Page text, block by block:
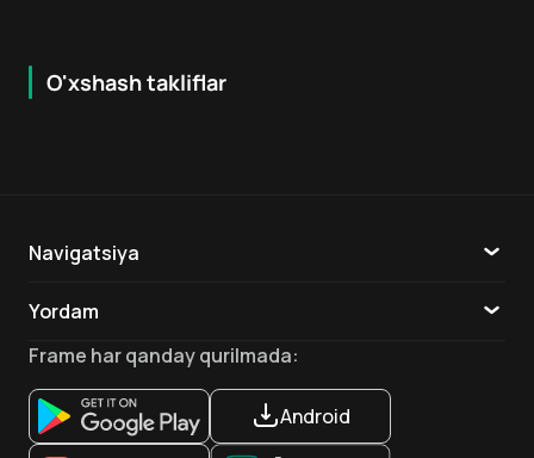
O'xshash takliflar
18 + 6.4
Navigatsiya
Yordam
Aloqa
Ilovalar
Frame har qanday qurilmada:
Android